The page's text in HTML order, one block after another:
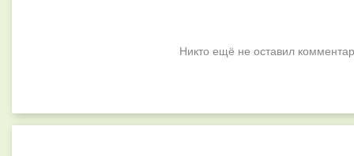
Никто ещё не оставил